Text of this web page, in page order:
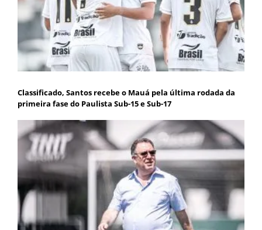
Classificado, Santos recebe o Mauá pela última rodada da
primeira fase do Paulista Sub-15 e Sub-17